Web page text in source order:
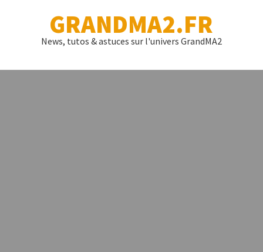
GRANDMA2.FR
News, tutos & astuces sur l'univers GrandMA2